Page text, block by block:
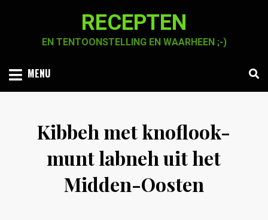
RECEPTEN
EN TENTOONSTELLING EN WAARHEEN ;-)
MENU
Kibbeh met knoflook-
munt labneh uit het
Midden-Oosten